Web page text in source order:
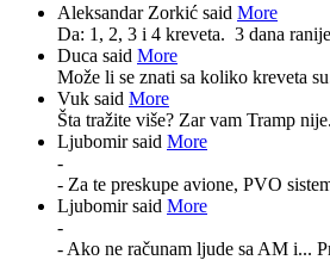
Aleksandar Zorkić said More
Da: 1, 2, 3 i 4 kreveta. 3 dana ranije
Duca said More
Može li se znati sa koliko kreveta
Vuk said More
Šta tražite više? Zar vam Tramp
Ljubomir said More
-
- Za te preskupe avione, PVO
Ljubomir said More
-
- Ako ne računam ljude sa AM i...